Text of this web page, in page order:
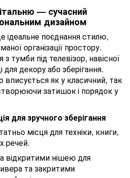
— сучасний
дизайном
ідеальне поєднання стилю,
організації простору.
тумби під телевізор, навісної
декору або зберігання.
вписується як у класичний, так
створюючи затишок і порядок у
для зручного зберігання
місця для техніки, книги,
речей.
відкритими нішею для
та закритими